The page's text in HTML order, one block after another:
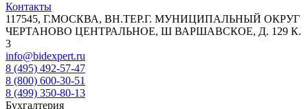
Контакты
117545, Г.МОСКВА, ВН.ТЕР.Г. МУНИЦИПАЛЬНЫЙ ОКРУГ
ЧЕРТАНОВО ЦЕНТРАЛЬНОЕ, Ш ВАРШАВСКОЕ, Д. 129 К.
3
info@bidexpert.ru
8 (495) 492-57-47
8 (800) 600-30-51
8 (499) 350-80-13
Бухгалтерия